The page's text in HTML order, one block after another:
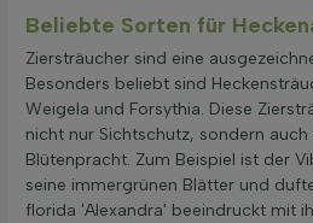
Beliebte Sorten für
Ziersträucher sind eine
Besonders beliebt sind
Weigela und Forsythia. Diese
nicht nur Sichtschutz, sondern
Blütenpracht. Zum Beispiel ist der
seine immergrünen Blätter und
florida 'Alexandra' beeindruckt mit